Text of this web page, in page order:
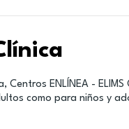
Centros ENLÍNEA -
como para niños y